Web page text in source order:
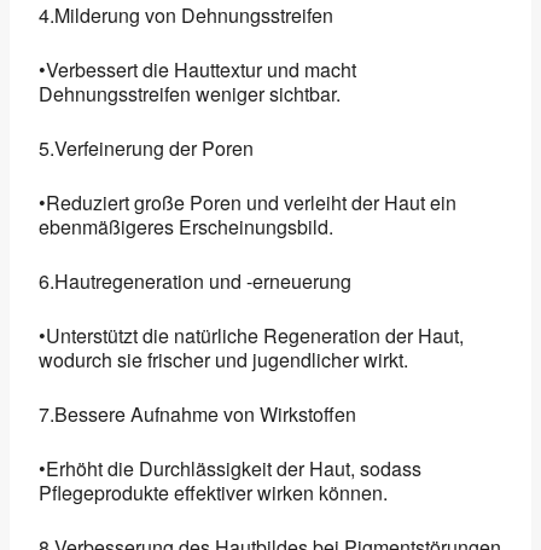
4.Milderung von Dehnungsstreifen
•Verbessert die Hauttextur und macht
Dehnungsstreifen weniger sichtbar.
5.Verfeinerung der Poren
•Reduziert große Poren und verleiht der Haut ein
ebenmäßigeres Erscheinungsbild.
6.Hautregeneration und -erneuerung
•Unterstützt die natürliche Regeneration der Haut,
wodurch sie frischer und jugendlicher wirkt.
7.Bessere Aufnahme von Wirkstoffen
•Erhöht die Durchlässigkeit der Haut, sodass
Pflegeprodukte effektiver wirken können.